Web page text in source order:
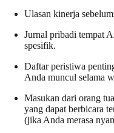
Ulasan kinerja
Jurnal pribadi tempat
spesifik.
Daftar peristiwa
Anda muncul selama
Masukan dari orang
yang dapat berbicara
(jika Anda merasa